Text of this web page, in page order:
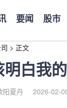
要闻 股市
> 正文
明白我
阳夏丹 2026-02-